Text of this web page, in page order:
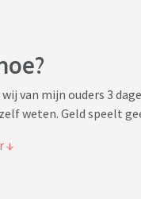
van mijn ouders 3
weten. Geld speelt
gaan, of juist niet,